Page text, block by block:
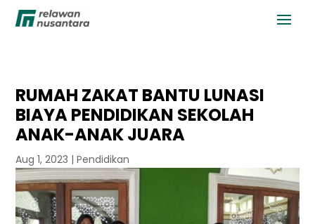
RUMAH ZAKAT BANTU LUNASI
BIAYA PENDIDIKAN SEKOLAH
ANAK-ANAK JUARA
Aug 1, 2023 |Pendidikan